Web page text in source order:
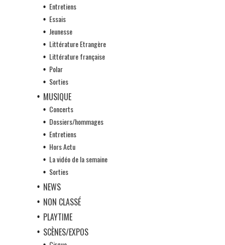
Entretiens
Essais
Jeunesse
Littérature Etrangère
Littérature française
Polar
Sorties
MUSIQUE
Concerts
Dossiers/hommages
Entretiens
Hors Actu
La vidéo de la semaine
Sorties
NEWS
NON CLASSÉ
PLAYTIME
SCÈNES/EXPOS